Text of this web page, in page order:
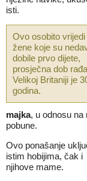
isti.
Ovo osobito
žene koje su
dobile prvo dijete,
prosječna dob
Velikoj Britaniji je
godina.
majka, u odnosu na
pobune.
Ovo ponašanje
istim hobijima, čak i
njihove mame.